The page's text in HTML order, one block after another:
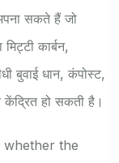
सकते हैं जो
कार्बन,
बुवाई धान, कंपोस्ट,
हो सकती है।
whether the